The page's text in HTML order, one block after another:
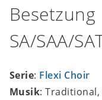
Besetzung
SA/SAA/
Serie: Flexi Choir
Musik: Traditional,